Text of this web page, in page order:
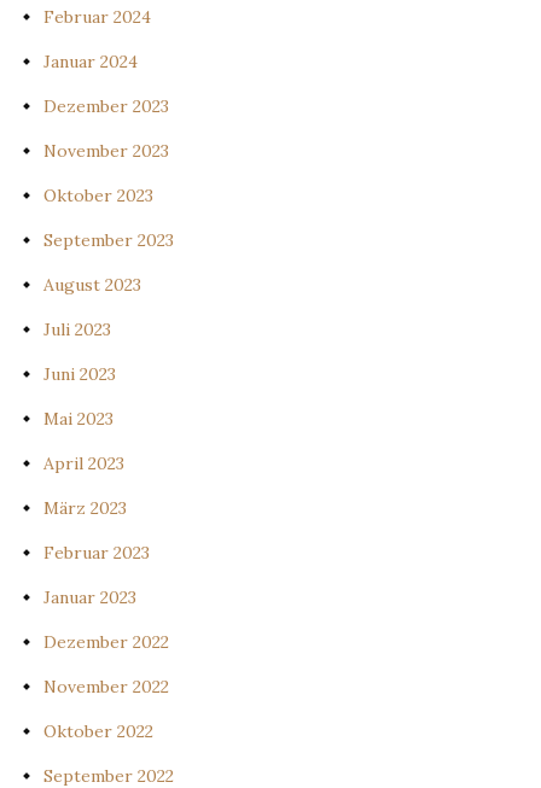
Februar 2024
Januar 2024
Dezember 2023
November 2023
Oktober 2023
September 2023
August 2023
Juli 2023
Juni 2023
Mai 2023
April 2023
März 2023
Februar 2023
Januar 2023
Dezember 2022
November 2022
Oktober 2022
September 2022